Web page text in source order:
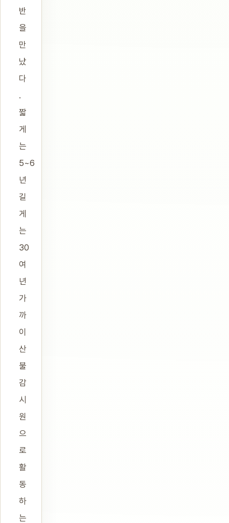
반
을
만
났
다
.
짧
게
는
5~6
년
길
게
는
30
여
년
가
까
이
산
불
감
시
원
으
로
활
동
하
는